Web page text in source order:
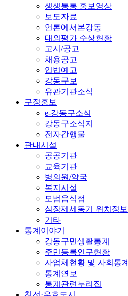
생생통통 홍보영상
보도자료
언론에서본강동
대외평가 수상현황
고시/공고
채용공고
입법예고
강동구보
유관기관소식
구정홍보
e-강동구소식
강동구소식지
전자간행물
관내시설
공공기관
교육기관
병의원/약국
복지시설
모범음식점
심장제세동기 위치정보
기타
통계이야기
강동구민생활통계
주민등록인구현황
사업체현황 및 사회통계
통계연보
통계관련누리집